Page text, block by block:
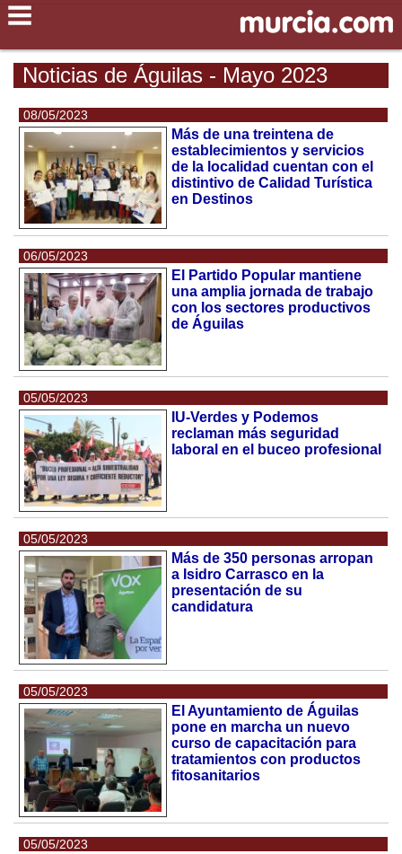
Noticias de Águilas - Mayo 2023
08/05/2023
Más de una treintena de
establecimientos y servicios
de la localidad cuentan con el
distintivo de Calidad Turística
en Destinos
06/05/2023
El Partido Popular mantiene
una amplia jornada de trabajo
con los sectores productivos
de Águilas
05/05/2023
IU-Verdes y Podemos
reclaman más seguridad
laboral en el buceo profesional
05/05/2023
Más de 350 personas arropan
a Isidro Carrasco en la
presentación de su
candidatura
05/05/2023
El Ayuntamiento de Águilas
pone en marcha un nuevo
curso de capacitación para
tratamientos con productos
fitosanitarios
05/05/2023